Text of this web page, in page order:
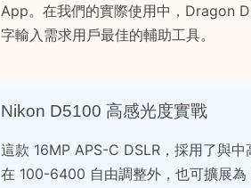
App。在我們的實際使用中，Dragon
字輸入需求用戶最佳的輔助工具。
Nikon D5100 高感光度實戰
這款 16MP APS-C DSLR，採用了與
在 100-6400 自由調整外，也可擴展